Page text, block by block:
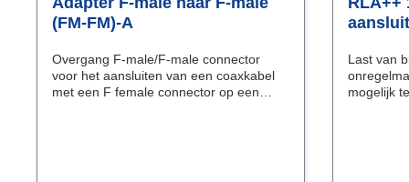
(FM-FM)-A
Overgang F-male/F-male connector
voor het aansluiten van een coaxkabel
met een F female connector op een
Last van
mogelijk
zenden
worden
digitale